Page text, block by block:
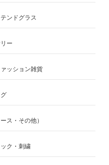
テンドグラス
ー
ッション雑貨
ス・その他）
ク・刺繍